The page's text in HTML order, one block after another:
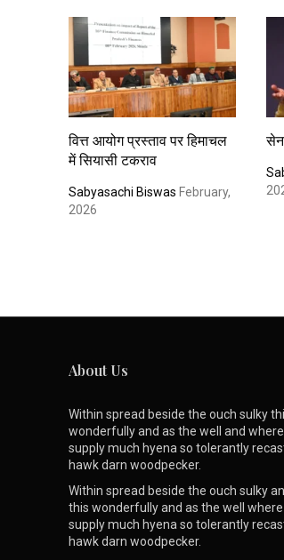
वित्त आयोग प्रस्ताव पर हिमाचल
में सियासी टकराव
Sabyasachi Biswas February,
2026
About Us
Within spread beside the ouch sulky
wonderfully and as the well and where
supply much hyena so tolerantly
hawk darn woodpecker.
Within spread beside the ouch sulky
this wonderfully and as the well where
supply much hyena so tolerantly
hawk darn woodpecker.